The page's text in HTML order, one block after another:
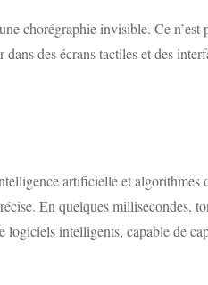
chorégraphie invisible. Ce n’est
des écrans tactiles et des
artificielle et algorithmes
En quelques millisecondes,
logiciels intelligents, capable de